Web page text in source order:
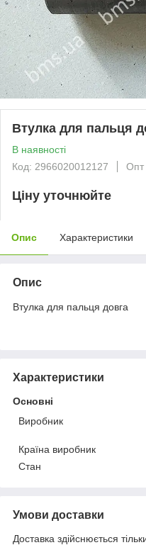
Втулка для пальця
В наявності
Код: 2966020012127
Опт
Ціну уточнюйте
Опис Характеристики
Опис
Втулка для пальця довга
Характеристики
Основні
Виробник
Країна виробник
Стан
Умови доставки
Доставка здійснюється